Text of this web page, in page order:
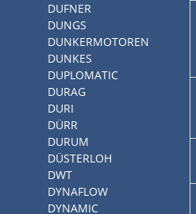
DUFNER
DUNGS
DUNKERMOTOREN
DUNKES
DUPLOMATIC
DURAG
DURI
DÜRR
DURUM
DÜSTERLOH
DWT
DYNAFLOW
DYNAMIC